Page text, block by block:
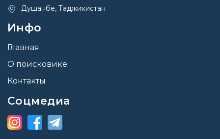
Душанбе, Таджикистан
Инфо
Главная
О поисковике
Контакты
Соцмедиа